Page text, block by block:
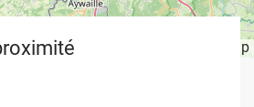
OpenStreetMap